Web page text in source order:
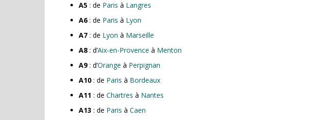
A5 : de Paris à Langres
A6: de Paris à Lyon
A7 : de Lyon à Marseille
A8 : d’Aix-en-Provence à Menton
A9: d’Orange à Perpignan
A10 : de Paris à Bordeaux
A11 : de Chartres à Nantes
A13 : de Paris à Caen